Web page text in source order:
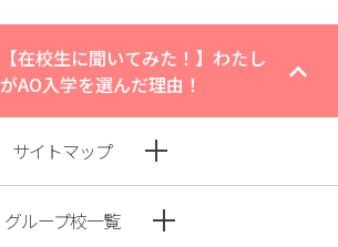
【在校生に聞いてみた！】わたし
がAO入学を選んだ理由！
サイトマップ
グループ校一覧